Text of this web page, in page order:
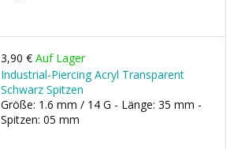
3,90 € Auf Lager
Industrial-Piercing Acryl Transparent
Schwarz Spitzen
Größe: 1.6 mm / 14 G - Länge: 35 mm -
Spitzen: 05 mm